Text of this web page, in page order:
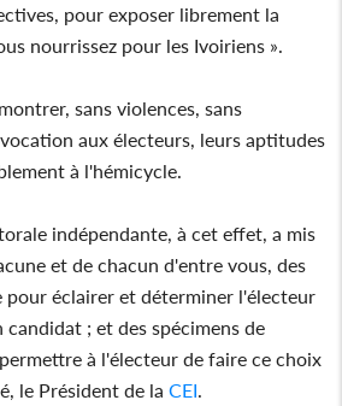
pour exposer librement la
nourrissez pour les Ivoiriens ».
sans violences, sans
aux électeurs, leurs aptitudes
à l'hémicycle.
indépendante, à cet effet, a mis
et de chacun d'entre vous, des
pour éclairer et déterminer l'électeur
; et des spécimens de
à l'électeur de faire ce choix
le Président de laCEI.